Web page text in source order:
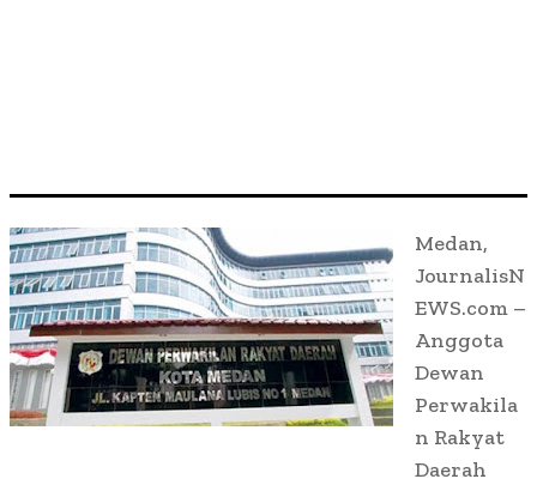
Medan,
JournalisN
EWS.com –
Anggota
Dewan
Perwakila
n Rakyat
Daerah